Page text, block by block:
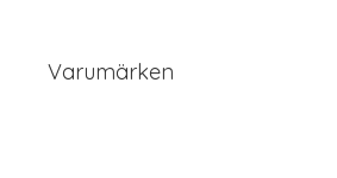
Varumärken